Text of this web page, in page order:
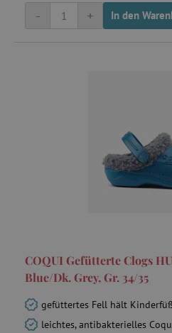
+
- In den
COQUI Gefütterte Clogs
Blue/Dk. Grey, Gr. 34/35
gefüttertes Fell hält
leichtes, antibakterielles